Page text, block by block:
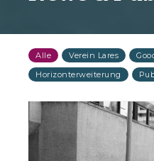
Alle Verein Lares
Horizonterweiterung